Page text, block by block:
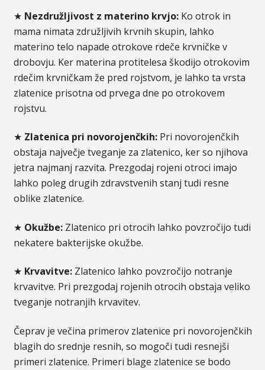
★ Nezdružljivost z materino krvjo:Ko otrok in
mama nimata združljivih krvnih skupin, lahko
materino telo napade otrokove rdeče krvničke v
drobovju. Ker materina protitelesa škodijo otrokovim
rdečim krvničkam že pred rojstvom, je lahko ta vrsta
zlatenice prisotna od prvega dne po otrokovem
rojstvu.
★ Zlatenica pri novorojenčkih:Pri novorojenčkih
obstaja največje tveganje za zlatenico, ker so njihova
jetra najmanj razvita. Prezgodaj rojeni otroci imajo
lahko poleg drugih zdravstvenih stanj tudi resne
oblike zlatenice.
★ Okužbe:Zlatenico pri otrocih lahko povzročijo tudi
nekatere bakterijske okužbe.
★ Krvavitve:Zlatenico lahko povzročijo notranje
krvavitve. Pri prezgodaj rojenih otrocih obstaja veliko
tveganje notranjih krvavitev.
Čeprav je večina primerov zlatenice pri novorojenčkih
blagih do srednje resnih, so mogoči tudi resnejši
primeri zlatenice. Primeri blage zlatenice se bodo